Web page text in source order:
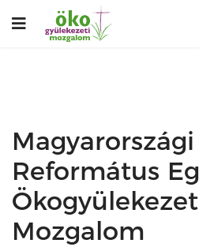
Magyarországi
Református
Mozgalom